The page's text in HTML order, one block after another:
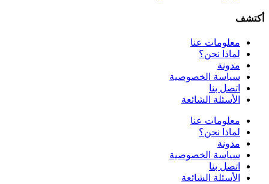
أكتشف
معلومات عنا
لماذا نحن؟
مدونة
سياسة الخصوصية
اتصل بنا
الأسئلة الشائعة
معلومات عنا
لماذا نحن؟
مدونة
سياسة الخصوصية
اتصل بنا
الأسئلة الشائعة